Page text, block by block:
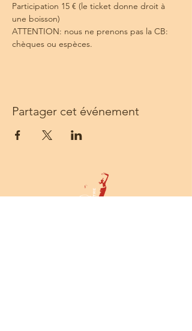
Participation 15 € (le ticket donne droit à
une boisson)
ATTENTION: nous ne prenons pas la CB:
chèques ou espèces.
Partager cet événement